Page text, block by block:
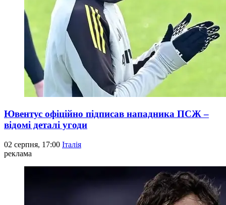
Ювентус офіційно підписав нападника ПСЖ –
відомі деталі угоди
02 серпня, 17:00 Італія
реклама